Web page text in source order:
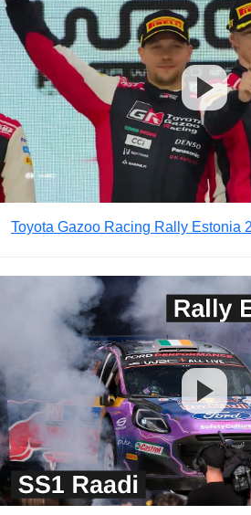
Toyota Gazoo Racing Rally Estonia